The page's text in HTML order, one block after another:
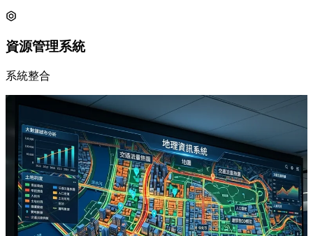
資源管理系統
系統整合